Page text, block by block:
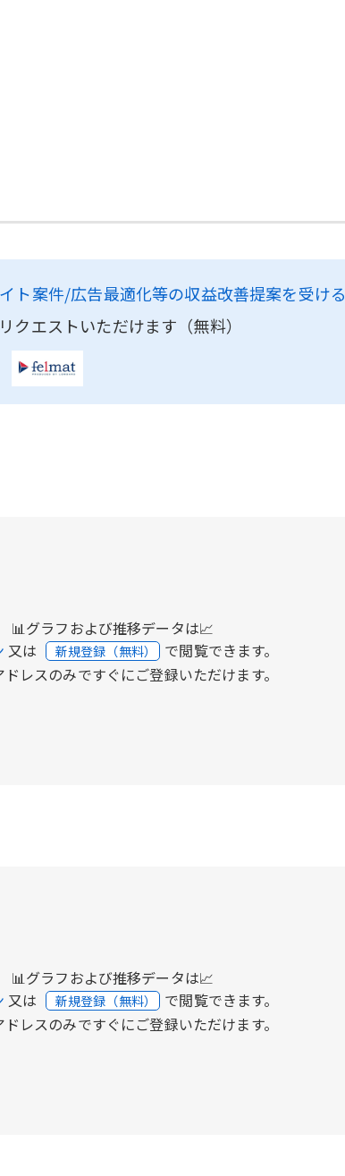
ト案件/広告最適化等の収益改善提案を受ける
クエストいただけます（無料）
📊グラフおよび推移データは📈
又は 新規登録（無料） で閲覧できます。
ドレスのみですぐにご登録いただけます。
📊グラフおよび推移データは📈
又は 新規登録（無料） で閲覧できます。
ドレスのみですぐにご登録いただけます。